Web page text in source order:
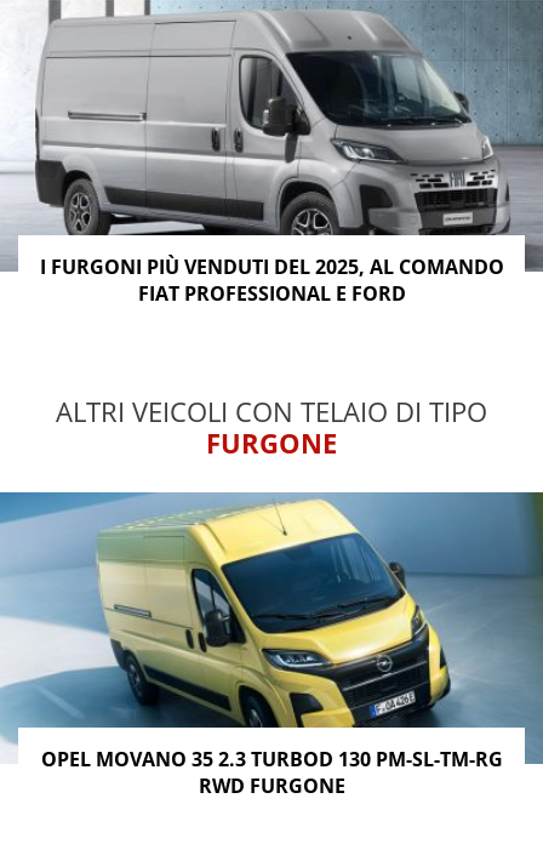
I FURGONI PIÙ VENDUTI DEL 2025, AL COMANDO
FIAT PROFESSIONAL E FORD
ALTRI VEICOLI CON TELAIO DI TIPO
FURGONE
OPEL MOVANO 35 2.3 TURBOD 130 PM-SL-TM-RG
RWD FURGONE